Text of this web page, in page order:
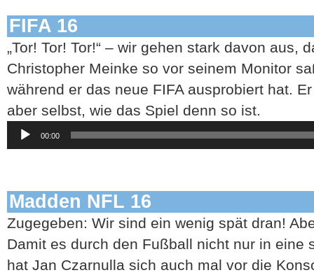
FIFA 16
„Tor! Tor! Tor!“ – wir gehen stark davon aus,
Christopher Meinke so vor seinem Monitor
während er das neue FIFA ausprobiert hat.
aber selbst, wie das Spiel denn so ist.
Audio-
Player
00:00
Madden NFL 16
Zugegeben: Wir sind ein wenig spät dran!
Damit es durch den Fußball nicht nur in eine
hat Jan Czarnulla sich auch mal vor die